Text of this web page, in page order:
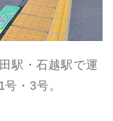
駅・石越駅で運
・3号。